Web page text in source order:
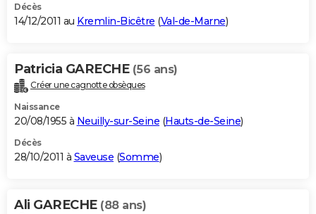
Décès
14/12/2011 au Kremlin-Bicêtre (Val-de-Marne)
Patricia GARECHE (56 ans)
Créer une cagnotte obsèques
Naissance
20/08/1955 à Neuilly-sur-Seine (Hauts-de-Seine)
Décès
28/10/2011 à Saveuse (Somme)
Ali GARECHE (88 ans)